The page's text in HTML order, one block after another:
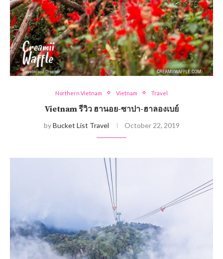
Northern Vietnam Vietnam Travel
Vietnam รีวิว ฮานอย-ซาปา-ฮาลองเบย์
byBucket List Travel October 22, 2019